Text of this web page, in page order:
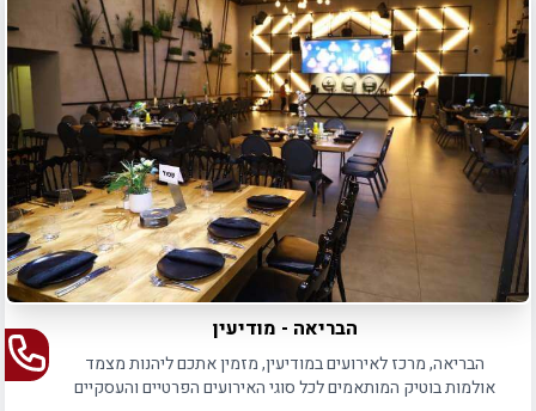
הבריאה - מודיעין
הבריאה, מרכז לאירועים במודיעין, מזמין אתכם ליהנות מצמד
אולמות בוטיק המותאמים לכל סוגי האירועים הפרטיים והעסקיים